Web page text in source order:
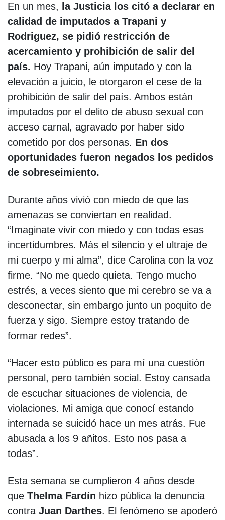
En un mes, la Justicia los citó a declarar en
calidad de imputados a Trapani y
Rodriguez, se pidió restricción de
acercamiento y prohibición de salir del
país. Hoy Trapani, aún imputado y con la
elevación a juicio, le otorgaron el cese de la
prohibición de salir del país. Ambos están
imputados por el delito de abuso sexual con
acceso carnal, agravado por haber sido
cometido por dos personas. En dos
oportunidades fueron negados los pedidos
de sobreseimiento.
Durante años vivió con miedo de que las
amenazas se conviertan en realidad.
“Imaginate vivir con miedo y con todas esas
incertidumbres. Más el silencio y el ultraje de
mi cuerpo y mi alma”, dice Carolina con la voz
firme. “No me quedo quieta. Tengo mucho
estrés, a veces siento que mi cerebro se va a
desconectar, sin embargo junto un poquito de
fuerza y sigo. Siempre estoy tratando de
formar redes”.
“Hacer esto público es para mí una cuestión
personal, pero también social. Estoy cansada
de escuchar situaciones de violencia, de
violaciones. Mi amiga que conocí estando
internada se suicidó hace un mes atrás. Fue
abusada a los 9 añitos. Esto nos pasa a
todas”.
Esta semana se cumplieron 4 años desde
que Thelma Fardín hizo pública la denuncia
contra Juan Darthes. El fenómeno se apoderó